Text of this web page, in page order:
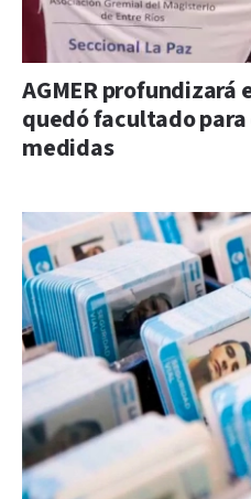
AGMER profundizará
quedó facultado
medidas